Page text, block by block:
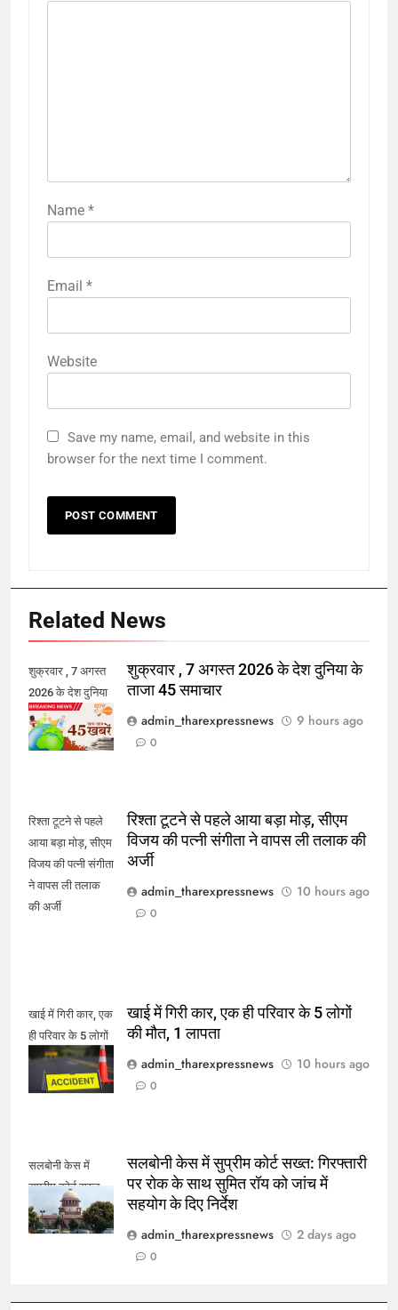
Name *
Email *
Website
Save my name, email, and website in this
browser for the next time I comment.
Related News
शुक्रवार , 7 अगस्त
2026 के देश दुनिया
के ताजा 45 समाचार
शुक्रवार , 7 अगस्त 2026 के देश दुनिया के
ताजा 45 समाचार
admin_tharexpressnews
9 hours ago
0
रिश्ता टूटने से पहले
आया बड़ा मोड़, सीएम
विजय की पत्नी संगीता
ने वापस ली तलाक
की अर्जी
रिश्ता टूटने से पहले आया बड़ा मोड़, सीएम
विजय की पत्नी संगीता ने वापस ली तलाक की
अर्जी
admin_tharexpressnews
10 hours ago
0
खाई में गिरी कार, एक
ही परिवार के 5 लोगों
की मौत, 1 लापता
खाई में गिरी कार, एक ही परिवार के 5 लोगों
की मौत, 1 लापता
admin_tharexpressnews
10 hours ago
0
सलबोनी केस में
सुप्रीम कोर्ट सख्त
सलबोनी केस में सुप्रीम कोर्ट सख्त: गिरफ्तारी
पर रोक के साथ सुमित रॉय को जांच में
सहयोग के दिए निर्देश
admin_tharexpressnews
2 days ago
0